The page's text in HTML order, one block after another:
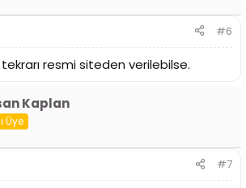
#6
resmi siteden verilebilse.
Kaplan
Üye
#7